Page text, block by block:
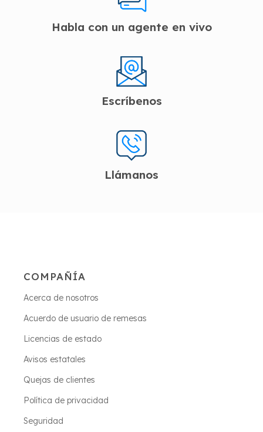
Habla con un agente en vivo
Escríbenos
Llámanos
COMPAÑÍA
Acerca de nosotros
Acuerdo de usuario de remesas
Licencias de estado
Avisos estatales
Quejas de clientes
Política de privacidad
Seguridad